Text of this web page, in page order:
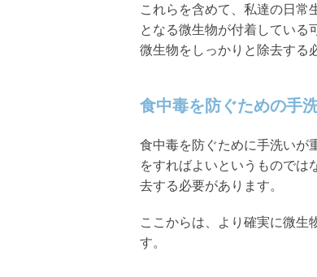
これらを含めて、私達の日常
となる微生物が付着している
微生物をしっかりと除去する
食中毒を防ぐための手
食中毒を防ぐために手洗いが
をすればよいというものでは
去する必要があります。
ここからは、より確実に微生
す。